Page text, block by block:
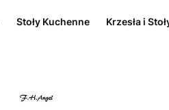
Stoły Kuchenne Krzesła i